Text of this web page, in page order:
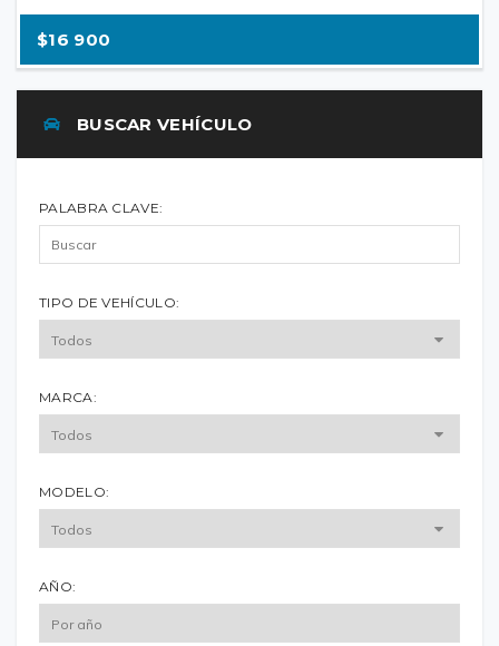
$16 900
BUSCAR VEHÍCULO
PALABRA CLAVE:
TIPO DE VEHÍCULO:
MARCA:
MODELO:
AÑO: